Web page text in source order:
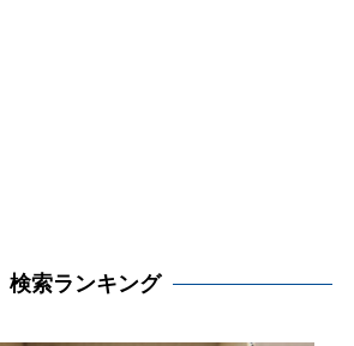
検索ランキング